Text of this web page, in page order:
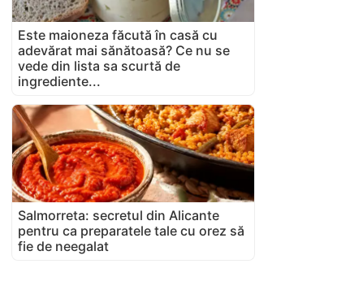
Este maioneza făcută în casă cu
adevărat mai sănătoasă? Ce nu se
vede din lista sa scurtă de
ingrediente...
Salmorreta: secretul din Alicante
pentru ca preparatele tale cu orez să
fie de neegalat